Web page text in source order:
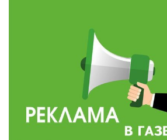
Обмежено придатний, але
вмотивований: Як колишній
артилерії
490 пацієнтів та 15
«Альянс громадського
підсумки роботи мобільних
області